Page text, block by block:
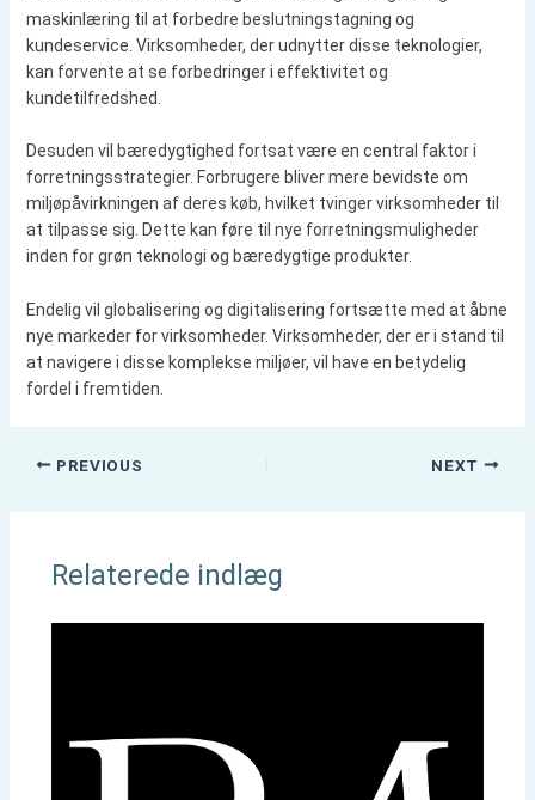
maskinlæring til at forbedre beslutningstagning og
kundeservice. Virksomheder, der udnytter disse teknologier,
kan forvente at se forbedringer i effektivitet og
kundetilfredshed.
Desuden vil bæredygtighed fortsat være en central faktor i
forretningsstrategier. Forbrugere bliver mere bevidste om
miljøpåvirkningen af deres køb, hvilket tvinger virksomheder til
at tilpasse sig. Dette kan føre til nye forretningsmuligheder
inden for grøn teknologi og bæredygtige produkter.
Endelig vil globalisering og digitalisering fortsætte med at åbne
nye markeder for virksomheder. Virksomheder, der er i stand til
at navigere i disse komplekse miljøer, vil have en betydelig
fordel i fremtiden.
PREVIOUS NEXT
Relaterede indlæg